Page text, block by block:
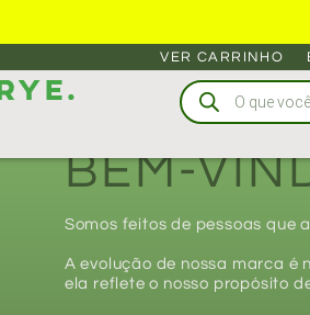
VER CARRINHO
BEM-
Somos feitos de pessoas que
A evolução de nossa marca é
ela reflete o nosso propósito